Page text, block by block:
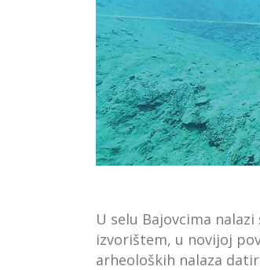
U selu Bajovcima
izvorištem, u novijoj
arheoloških nalaza